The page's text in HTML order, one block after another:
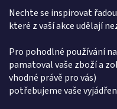
Nechte se inspirovat
které z vaší akce udělají
Pro pohodlné používání
pamatoval vaše zboží a
vhodné právě pro vás)
potřebujeme vaše
P501
Odstraňte
oprávněné
spolecnosti.html
Doplňkové
Kategorie: Prskavky